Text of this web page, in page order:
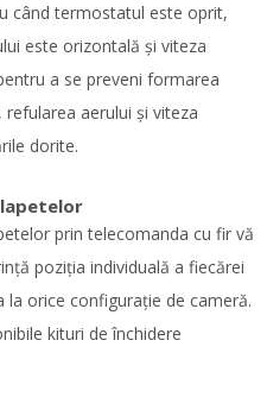
când termostatul este oprit,
este orizontală şi viteza
a se preveni formarea
aerului şi viteza
dorite.
prin telecomanda cu fir vă
poziţia individuală a fiecărei
la orice configuraţie de cameră.
kituri de închidere